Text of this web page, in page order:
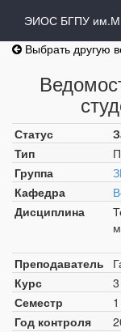
Выбрать другую
Статус
Тип
Группа
Кафедра
Дисциплина
Преподаватель
Курс
3
Семестр
1
Год контроля